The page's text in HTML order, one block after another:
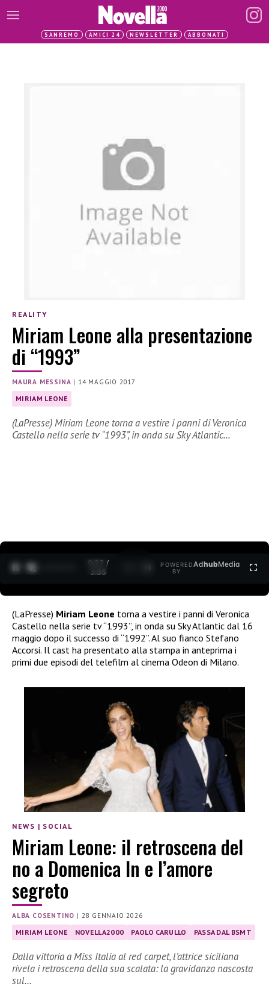
SANREMO AMICI 24 NEWSLETTER ABBONATI
REALITY
Miriam Leone alla presentazione
di “1993”
MAURA MESSINA | 14 MAGGIO 2017
MIRIAM LEONE
(LaPresse) Miriam Leone torna a vestire i panni di Veronica
Castello nella serie tv “1993”, in onda su Sky Atlantic…
0:28 /
3:35
POWERED
BY
AdhubMedia
(LaPresse) Miriam Leone torna a vestire i panni di Veronica
Castello nella serie tv “1993”, in onda su Sky Atlantic dal 16
maggio dopo il successo di “1992”. Al suo fianco Stefano
Accorsi. Il cast ha presentato alla stampa in anteprima i
primi due episodi del telefilm al cinema Odeon di Milano.
NEWS | SOCIAL
Miriam Leone: il retroscena del
no a Domenica In e l’amore
segreto
ALBA COSENTINO | 28 GENNAIO 2026
MIRIAM LEONE NOVELLA2000 PAOLO CARULLO PASSA DAL BSMT
Dalla vittoria a Miss Italia al red carpet, l’attrice siciliana
rivela i retroscena della sua scalata: la gravidanza nascosta
sul…